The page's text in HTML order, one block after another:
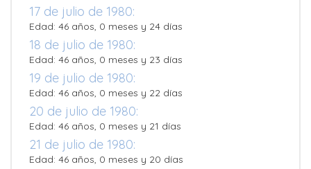
17 de julio de 1980:
Edad: 46 años, 0 meses y 24 días
18 de julio de 1980:
Edad: 46 años, 0 meses y 23 días
19 de julio de 1980:
Edad: 46 años, 0 meses y 22 días
20 de julio de 1980:
Edad: 46 años, 0 meses y 21 días
21 de julio de 1980:
Edad: 46 años, 0 meses y 20 días